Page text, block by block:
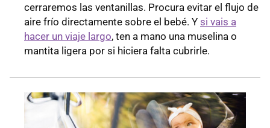
cerraremos las ventanillas. Procura evitar el flujo de
aire frío directamente sobre el bebé. Y si vais a
hacer un viaje largo, ten a mano una muselina o
mantita ligera por si hiciera falta cubrirle.